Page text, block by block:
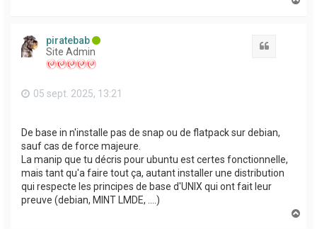
piratebab
Site Admin
05 sept. 2025, 13:21
De base in n'installe pas de snap ou de flatpack sur debian,
sauf cas de force majeure.
La manip que tu décris pour ubuntu est certes fonctionnelle,
mais tant qu'a faire tout ça, autant installer une distribution
qui respecte les principes de base d'UNIX qui ont fait leur
preuve (debian, MINT LMDE, ....)